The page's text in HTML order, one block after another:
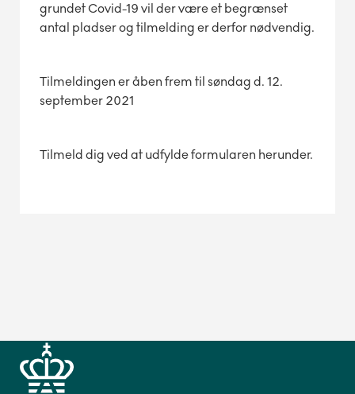
grundet Covid-19 vil der være et begrænset
antal pladser og tilmelding er derfor nødvendig.
Tilmeldingen er åben frem til søndag d. 12.
september 2021
Tilmeld dig ved at udfylde formularen herunder.